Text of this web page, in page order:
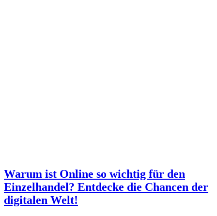
Warum ist Online so wichtig für den
Einzelhandel? Entdecke die Chancen der
digitalen Welt!